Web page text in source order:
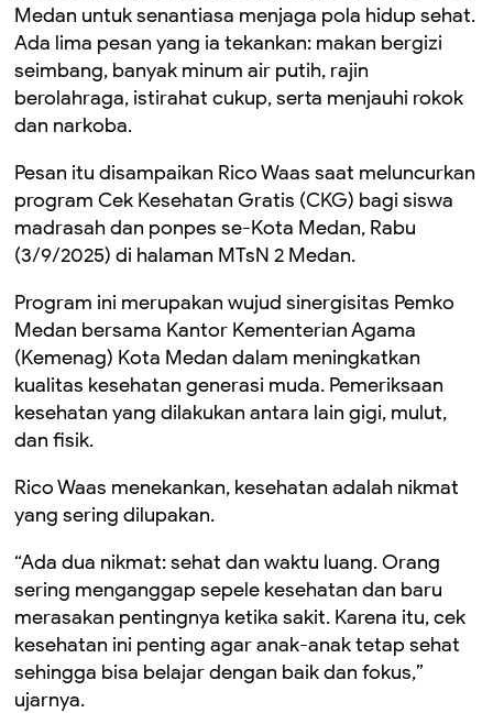
Medan untuk senantiasa menjaga pola hidup sehat.
Ada lima pesan yang ia tekankan: makan bergizi
seimbang, banyak minum air putih, rajin
berolahraga, istirahat cukup, serta menjauhi rokok
dan narkoba.
Pesan itu disampaikan Rico Waas saat meluncurkan
program Cek Kesehatan Gratis (CKG) bagi siswa
madrasah dan ponpes se-Kota Medan, Rabu
(3/9/2025) di halaman MTsN 2 Medan.
Program ini merupakan wujud sinergisitas Pemko
Medan bersama Kantor Kementerian Agama
(Kemenag) Kota Medan dalam meningkatkan
kualitas kesehatan generasi muda. Pemeriksaan
kesehatan yang dilakukan antara lain gigi, mulut,
dan fisik.
Rico Waas menekankan, kesehatan adalah nikmat
yang sering dilupakan.
“Ada dua nikmat: sehat dan waktu luang. Orang
sering menganggap sepele kesehatan dan baru
merasakan pentingnya ketika sakit. Karena itu, cek
kesehatan ini penting agar anak-anak tetap sehat
sehingga bisa belajar dengan baik dan fokus,”
ujarnya.